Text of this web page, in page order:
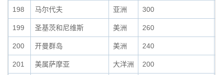
198 马尔代夫 亚洲 300
199 圣基茨和尼维斯 美洲 260
200 开曼群岛 美洲 240
201 美属萨摩亚 大洋洲 200